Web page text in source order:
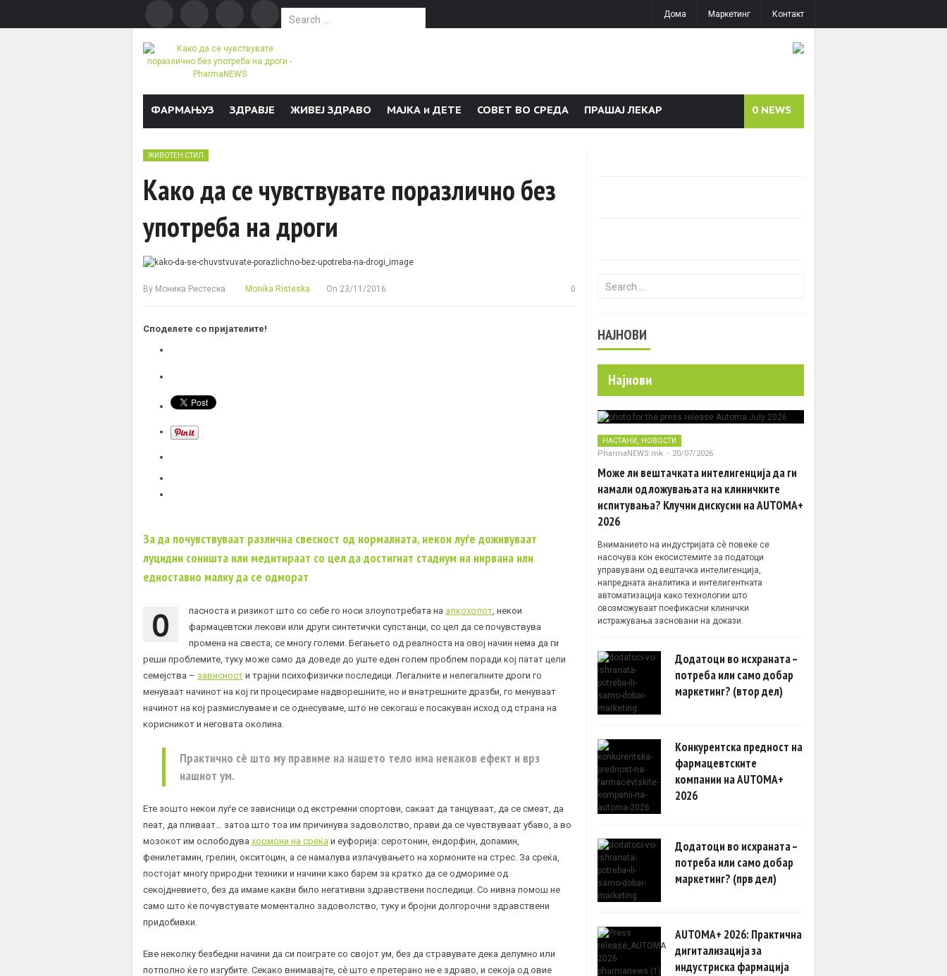
Search for:
Дома Маркетинг Контакт
ФАРМАЊУЗ ЗДРАВЈЕ ЖИВЕЈ ЗДРАВО МАЈКА и ДЕТЕ СОВЕТ ВО СРЕДА ПРАШАЈ ЛЕКАР 0 NEWS
ЖИВОТЕН СТИЛ
Како да се чувствувате поразлично без
употреба на дроги
By Моника Ристеска Monika Risteska On 23/11/2016 0
Споделете со пријателите!
За да почувствуваат различна свесност од нормалната, некои луѓе доживуваат
луцидни соништа или медитираат со цел да достигнат стадиум на нирвана или
едноставно малку да се одморат
О пасноста и ризикот што со себе го носи злоупотребата на алкохолот , некои
фармацевтски лекови или други синтетички супстанци, со цел да се почувствува
промена на свеста, се многу големи. Бегањето од реалноста на овој начин нема да ги
реши проблемите, туку може само да доведе до уште еден голем проблем поради кој патат цели
семејства – зависност и трајни психофизички последици. Легалните и нелегалните дроги го
менуваат начинот на кој ги процесираме надворешните, но и внатрешните дразби, го менуваат
начинот на кој размислуваме и се однесуваме, што не секогаш е посакуван исход од страна на
корисникот и неговата околина.
Практично сè што му правиме на нашето тело има некаков ефект и врз
нашиот ум.
Ете зошто некои луѓе се зависници од екстремни спортови, сакаат да танцуваат, да се смеат, да
пеат, да пливаат… затоа што тоа им причинува задоволство, прави да се чувствуваат убаво, а во
мозокот им ослободува хормони на среќа и еуфорија: серотонин, ендорфин, допамин,
фенилетамин, грелин, окситоцин, а се намалува излачувањето на хормоните на стрес. За среќа,
постојат многу природни техники и начини како барем за кратко да се одмориме од
секојдневието, без да имаме какви било негативни здравствени последици. Со нивна помош не
само што ќе почувстувате моментално задоволство, туку и бројни долгорочни здравствени
придобивки.
Еве неколку безбедни начини да си поиграте со својот ум, без да стравувате дека делумно или
потполно ќе го изгубите. Секако внимавајте, сè што е претерано не е здраво, и секоја од овие
Search for:
НАЈНОВИ
Најнови
НАСТАНИ , НОВОСТИ
PharmaNEWS.mk - 20/07/2026
Може ли вештачката интелигенција да ги
намали одложувањата на клиничките
испитувања? Клучни дискусии на AUTOMA+
2026
Вниманието на индустријата сè повеќе се
насочува кон екосистемите за податоци
управувани од вештачка интелигенција,
напредната аналитика и интелигентната
автоматизација како технологии што
овозможуваат поефикасни клинички
истражувања засновани на докази.
Додатоци во исхраната –
потреба или само добар
маркетинг? (втор дел)
Конкурентска предност на
фармацевтските
компании на AUTOMA+
2026
Додатоци во исхраната –
потреба или само добар
маркетинг? (прв дел)
AUTOMA+ 2026: Практична
дигитализација за
индустриска фармација